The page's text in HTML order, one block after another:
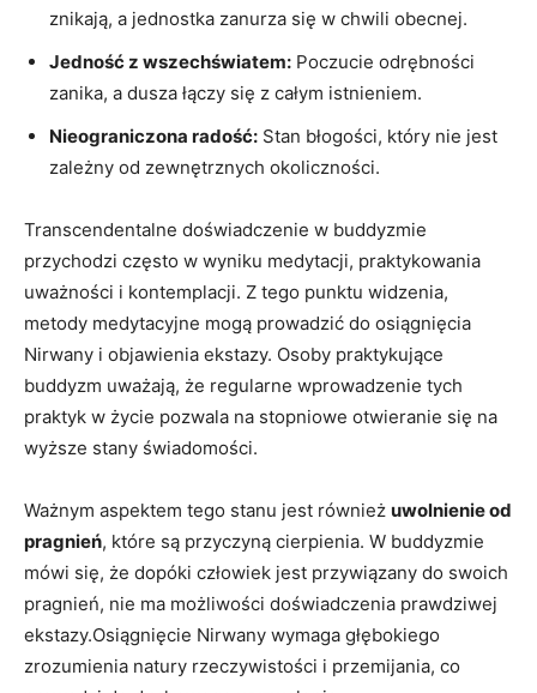
znikają, a ‍jednostka zanurza się w chwili‌ obecnej.
Jedność z wszechświatem: Poczucie odrębności
zanika, a dusza łączy się z całym istnieniem.
Nieograniczona radość: Stan ‍błogości, który nie jest
zależny od zewnętrznych okoliczności.
Transcendentalne doświadczenie w buddyzmie
przychodzi często ⁤w wyniku medytacji, praktykowania
uważności i kontemplacji. ⁤Z tego punktu widzenia,
metody medytacyjne mogą prowadzić do osiągnięcia
Nirwany i objawienia⁢ ekstazy. ‌Osoby ‍praktykujące
buddyzm uważają, że regularne wprowadzenie tych
praktyk‌ w życie pozwala na stopniowe otwieranie się na
wyższe stany świadomości.
Ważnym‍ aspektem tego stanu jest również uwolnienie od
pragnień, które ​są przyczyną cierpienia. ⁣W​ buddyzmie
mówi ‌się, że‍ dopóki człowiek jest przywiązany do swoich
⁣pragnień, ​nie⁤ ma możliwości ⁣doświadczenia prawdziwej
ekstazy.Osiągnięcie Nirwany wymaga⁣ głębokiego
zrozumienia​ natury rzeczywistości i⁤ przemijania, co